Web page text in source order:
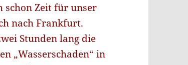
schon Zeit für unser
nach Frankfurt.
Stunden lang die
„Wasserschaden“ in